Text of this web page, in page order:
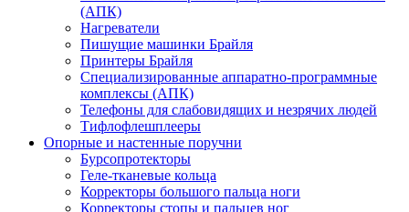
(АПК)
Нагреватели
Пишущие машинки Брайля
Принтеры Брайля
Специализированные аппаратно-программные
комплексы (АПК)
Телефоны для слабовидящих и незрячих людей
Тифлофлешплееры
Опорные и настенные поручни
Бурсопротекторы
Геле-тканевые кольца
Корректоры большого пальца ноги
Корректоры стопы и пальцев ног